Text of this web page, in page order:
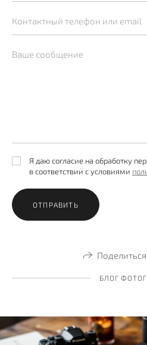
Я даю согласие на обработку
в соответствии с условиями
ОТПРАВИТЬ
БЛОГ